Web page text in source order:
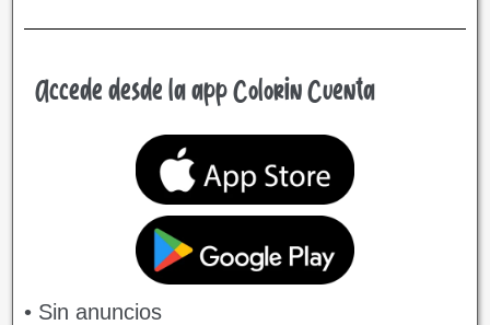
Accede desde la app Colorin Cuenta
• Sin anuncios